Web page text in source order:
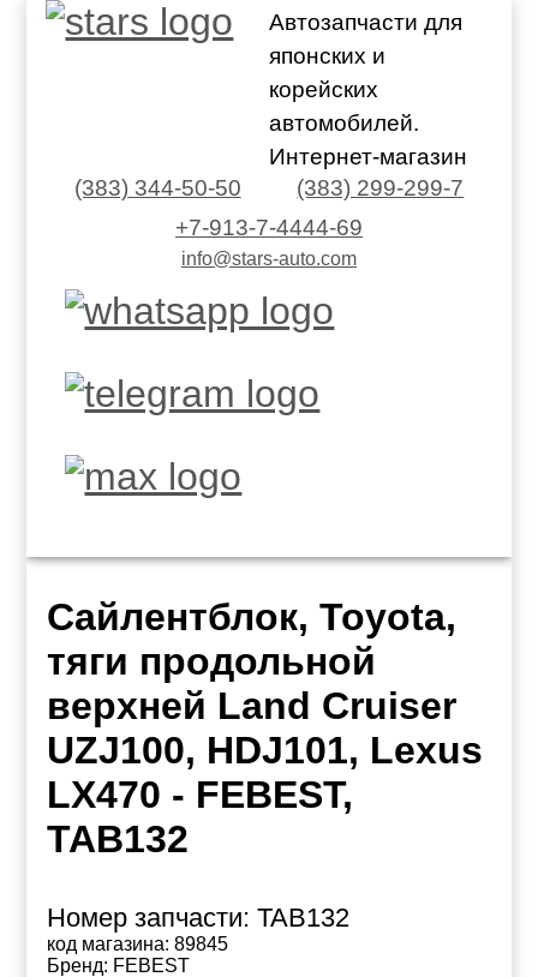
Автозапчасти для
японских и
корейских
автомобилей.
Интернет-магазин
(383) 344-50-50
(383) 299-299-7
+7-913-7-4444-69
info@stars-auto.com
Сайлентблок, Toyota,
тяги продольной
верхней Land Cruiser
UZJ100, HDJ101, Lexus
LX470 - FEBEST,
TAB132
Номер запчасти: TAB132
код магазина: 89845
Бренд: FEBEST